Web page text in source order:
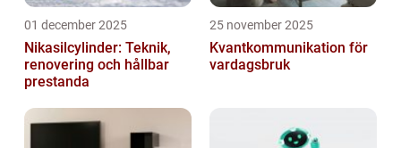
01 december 2025
Nikasilcylinder: Teknik,
renovering och hållbar
prestanda
25 november 2025
Kvantkommunikation för
vardagsbruk